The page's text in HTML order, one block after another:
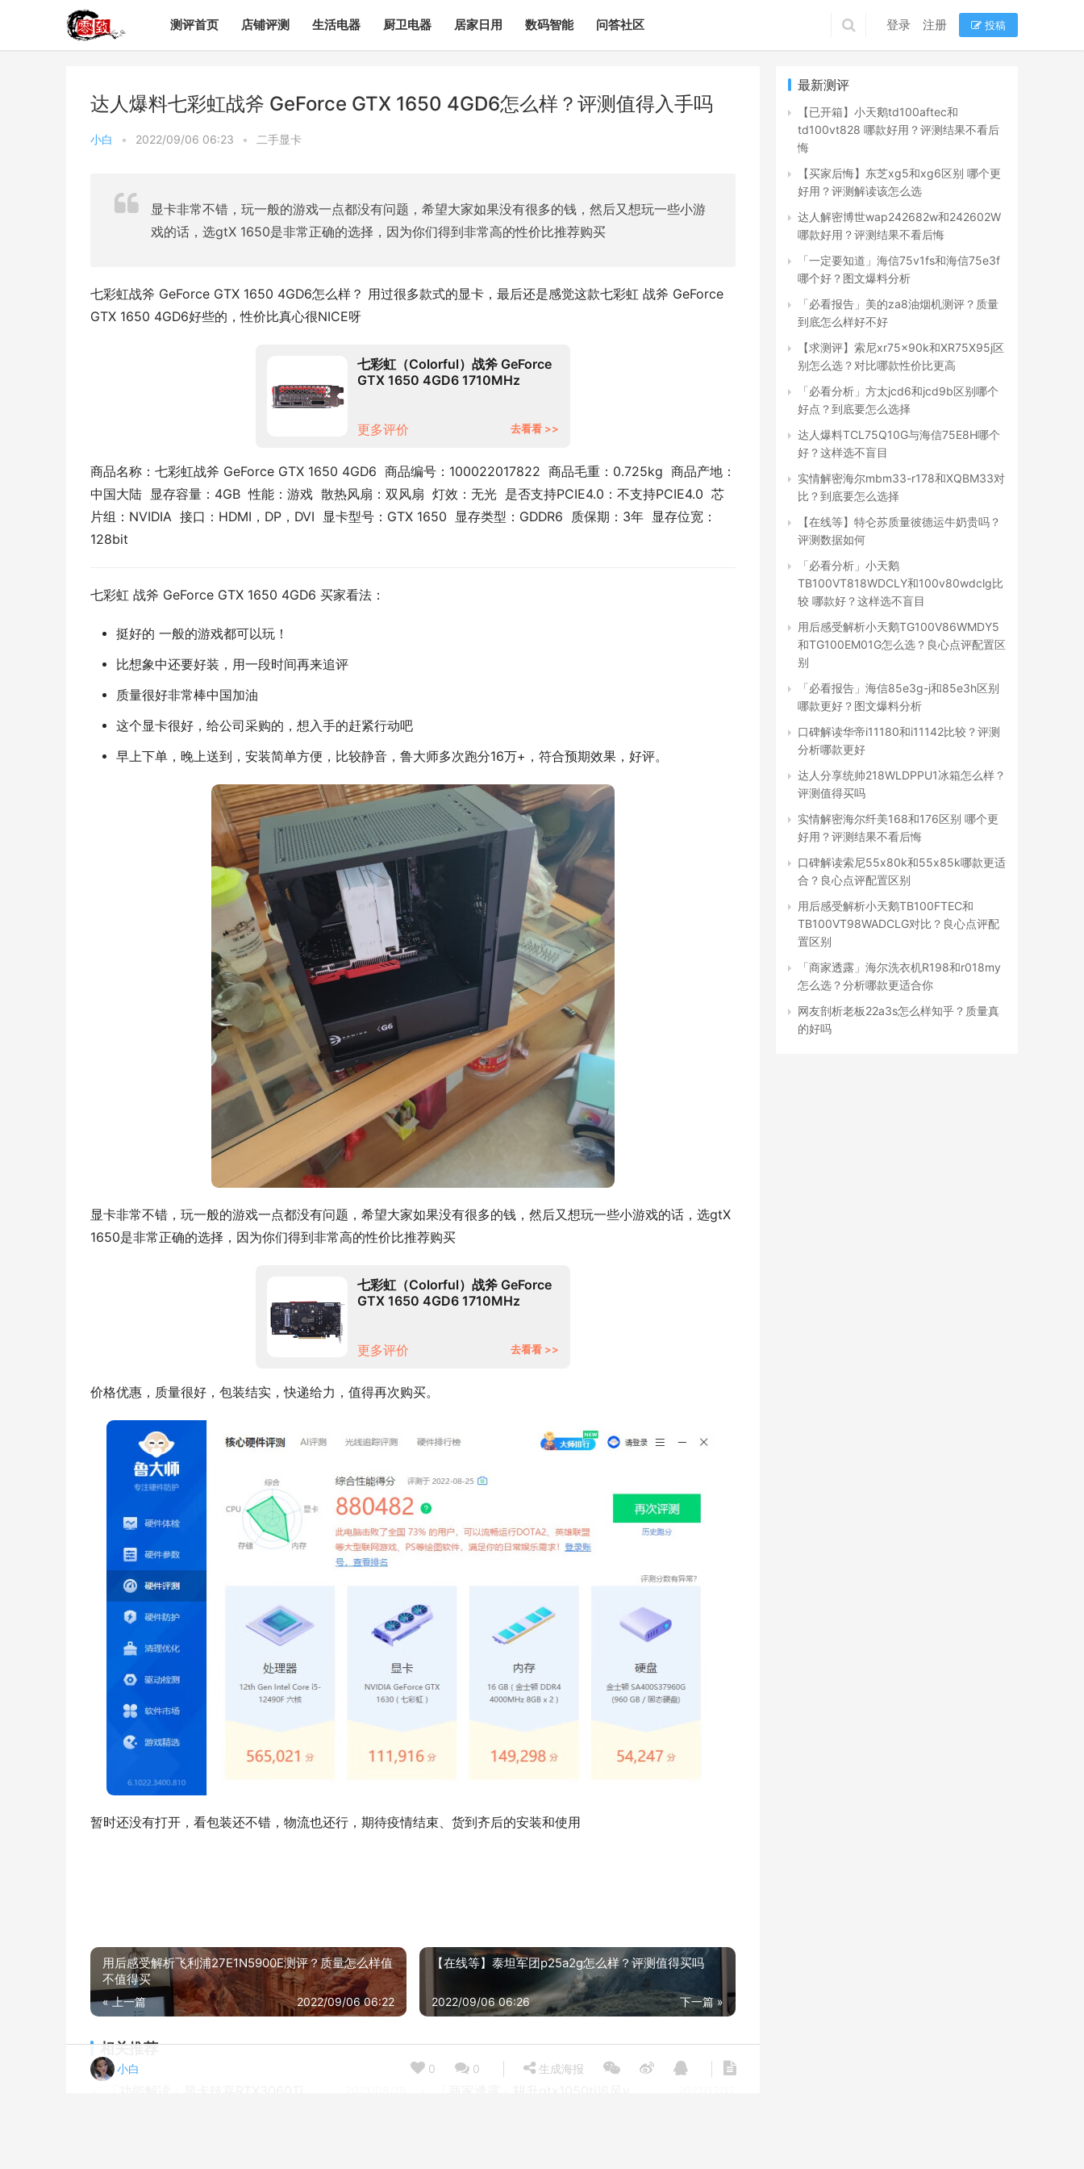
测评首页 店铺评测 生活电器 厨卫电器 居家日用 数码智能 问答社区 登录 注册 投稿
达人爆料七彩虹战斧 GeForce GTX 1650 4GD6怎么样？评测值得入手吗
小白 • 2022/09/06 06:23 • 二手显卡
显卡非常不错，玩一般的游戏一点都没有问题，希望大家如果没有很多的钱，然后又想玩一些小游
戏的话，选gtX 1650是非常正确的选择，因为你们得到非常高的性价比推荐购买
七彩虹战斧 GeForce GTX 1650 4GD6怎么样？ 用过很多款式的显卡，最后还是感觉这款七彩虹 战斧 GeForce
GTX 1650 4GD6好些的，性价比真心很NICE呀
七彩虹（Colorful）战斧 GeForce
GTX 1650 4GD6 1710MHz
更多评价 去看看 >>
商品名称：七彩虹战斧 GeForce GTX 1650 4GD6  商品编号：100022017822  商品毛重：0.725kg  商品产地：
中国大陆  显存容量：4GB  性能：游戏  散热风扇：双风扇  灯效：无光  是否支持PCIE4.0：不支持PCIE4.0  芯
片组：NVIDIA  接口：HDMI，DP，DVI  显卡型号：GTX 1650  显存类型：GDDR6  质保期：3年  显存位宽：
128bit
七彩虹 战斧 GeForce GTX 1650 4GD6 买家看法：
挺好的 一般的游戏都可以玩！
比想象中还要好装，用一段时间再来追评
质量很好非常棒中国加油
这个显卡很好，给公司采购的，想入手的赶紧行动吧
早上下单，晚上送到，安装简单方便，比较静音，鲁大师多次跑分16万+，符合预期效果，好评。
显卡非常不错，玩一般的游戏一点都没有问题，希望大家如果没有很多的钱，然后又想玩一些小游戏的话，选gtX
1650是非常正确的选择，因为你们得到非常高的性价比推荐购买
七彩虹（Colorful）战斧 GeForce
GTX 1650 4GD6 1710MHz
更多评价 去看看 >>
价格优惠，质量很好，包装结实，快递给力，值得再次购买。
暂时还没有打开，看包装还不错，物流也还行，期待疫情结束、货到齐后的安装和使用
小白 0 0 生成海报
用后感受解析飞利浦27E1N5900E测评？质量怎么样值
不值得买
« 上一篇 2022/09/06 06:22
【在线等】泰坦军团p25a2g怎么样？评测值得买吗
下一篇 »
2022/09/06 06:26
相关推荐
最新测评
【已开箱】小天鹅td100aftec和
td100vt828 哪款好用？评测结果不看后
悔
【买家后悔】东芝xg5和xg6区别 哪个更
好用？评测解读该怎么选
达人解密博世wap242682w和242602W
哪款好用？评测结果不看后悔
「一定要知道」海信75v1fs和海信75e3f
哪个好？图文爆料分析
「必看报告」美的za8油烟机测评？质量
到底怎么样好不好
【求测评】索尼xr75x90k和XR75X95j区
别怎么选？对比哪款性价比更高
「必看分析」方太jcd6和jcd9b区别哪个
好点？到底要怎么选择
达人爆料TCL75Q10G与海信75E8H哪个
好？这样选不盲目
实情解密海尔mbm33-r178和XQBM33对
比？到底要怎么选择
【在线等】特仑苏质量彼德运牛奶贵吗？
评测数据如何
「必看分析」小天鹅
TB100VT818WDCLY和100v80wdclg比
较 哪款好？这样选不盲目
用后感受解析小天鹅TG100V86WMDY5
和TG100EM01G怎么选？良心点评配置区
别
「必看报告」海信85e3g-j和85e3h区别
哪款更好？图文爆料分析
口碑解读华帝i11180和i11142比较？评测
分析哪款更好
达人分享统帅218WLDPPU1冰箱怎么样？
评测值得买吗
实情解密海尔纤美168和176区别 哪个更
好用？评测结果不看后悔
口碑解读索尼55x80k和55x85k哪款更适
合？良心点评配置区别
用后感受解析小天鹅TB100FTEC和
TB100VT98WADCLG对比？良心点评配
置区别
「商家透露」海尔洗衣机R198和r018my
怎么选？分析哪款更适合你
网友剖析老板22a3s怎么样知乎？质量真
的好吗